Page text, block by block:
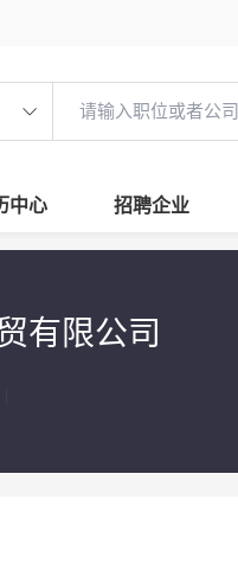
中心 招聘企业
有限公司